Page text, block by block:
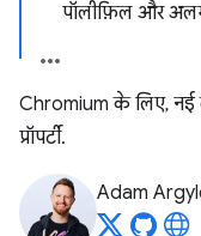
पॉलीफ़िल और
Chromium के लिए, नई
प्रॉपर्टी.
Adam